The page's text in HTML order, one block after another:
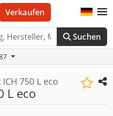
Suchen
Verkaufen
750 L eco
L eco